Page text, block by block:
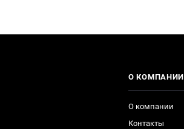
О КОМПАНИИ
О компании
Контакты